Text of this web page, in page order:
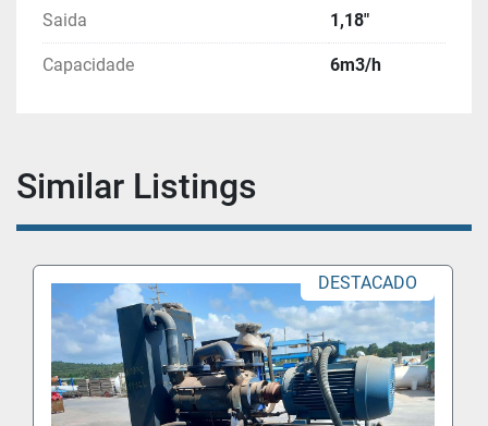
Saida 1,18"
Capacidade 6m3/h
Similar Listings
DESTACADO